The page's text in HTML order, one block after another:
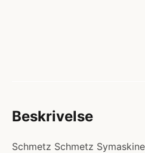
Beskrivelse
Schmetz Schmetz